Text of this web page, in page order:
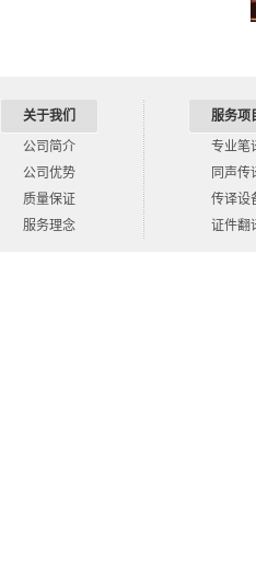
关于我们
公司简介
公司优势
质量保证
服务理念
服务项
专业笔
同声传
传译设
证件翻